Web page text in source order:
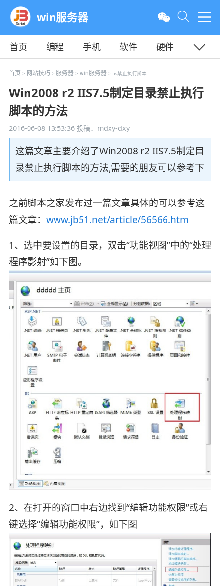
win服务器
首页 编程 手机 软件
硬件
教程
平面 服务器
首页 > 网站技巧 > 服务器> win服务器> iis禁止执行脚本
Win2008 r2 IIS7.5制定目录禁止执行
脚本的方法
2016-06-08 13:53:36投稿：mdxy-dxy
这篇文章主要介绍了Win2008 r2 IIS7.5制定目
录禁止执行脚本的方法,需要的朋友可以参考下
之前脚本之家发布过一篇文章具体的可以参考这
篇文章： www.jb51.net/article/56566.htm
1、选中要设置的目录，双击“功能视图”中的“处理
程序影射”如下图。
2、在打开的窗口中右边找到“编辑功能权限”或右
键选择“编辑功能权限”，如下图